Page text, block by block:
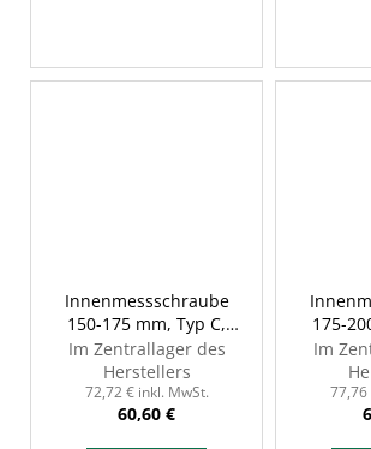
Innenmessschraube
150-175 mm, Typ C,
INSIZE 3229-175
Im Zentrallager des
Herstellers
72,72 € inkl. MwSt.
60,60 €
175-
Im
77,76